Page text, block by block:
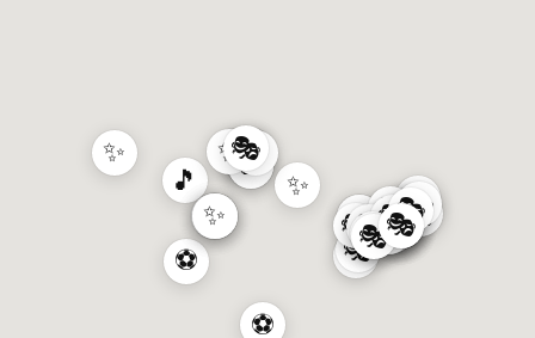
🎵
🎭
🎭
⚽
⚽
🎭
✨
🎭
✨
✨
✨✨
🎵
✨
✨
✨✨
✨ 🎭
🎭
🎭🎭
✨ 🎭
🎭
🎭🎭
🎭
🎭
🎭
🎭 🎭
✨ 🎭
🎭
🎭
🎭
🎭
🎭
🎭
🎭
✨ 🥘
🎭🎭🎭
🎭
🎭
🎭
🎭